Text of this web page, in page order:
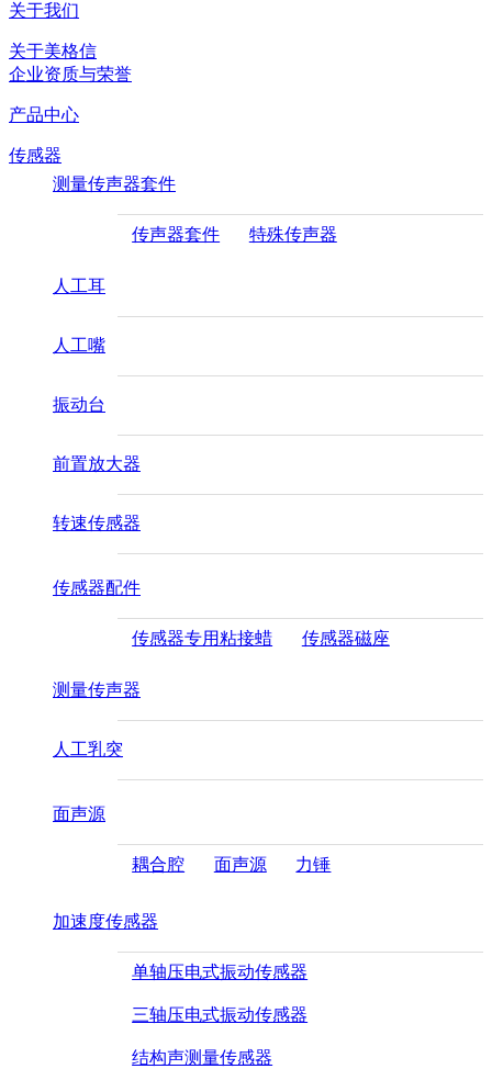
关于我们
关于美格信
企业资质与荣誉
产品中心
传感器
测量传声器套件
传声器套件 特殊传声器
人工耳
人工嘴
振动台
前置放大器
转速传感器
传感器配件
传感器专用粘接蜡 传感器磁座
测量传声器
人工乳突
面声源
耦合腔 面声源 力锤
加速度传感器
单轴压电式振动传感器
三轴压电式振动传感器
结构声测量传感器